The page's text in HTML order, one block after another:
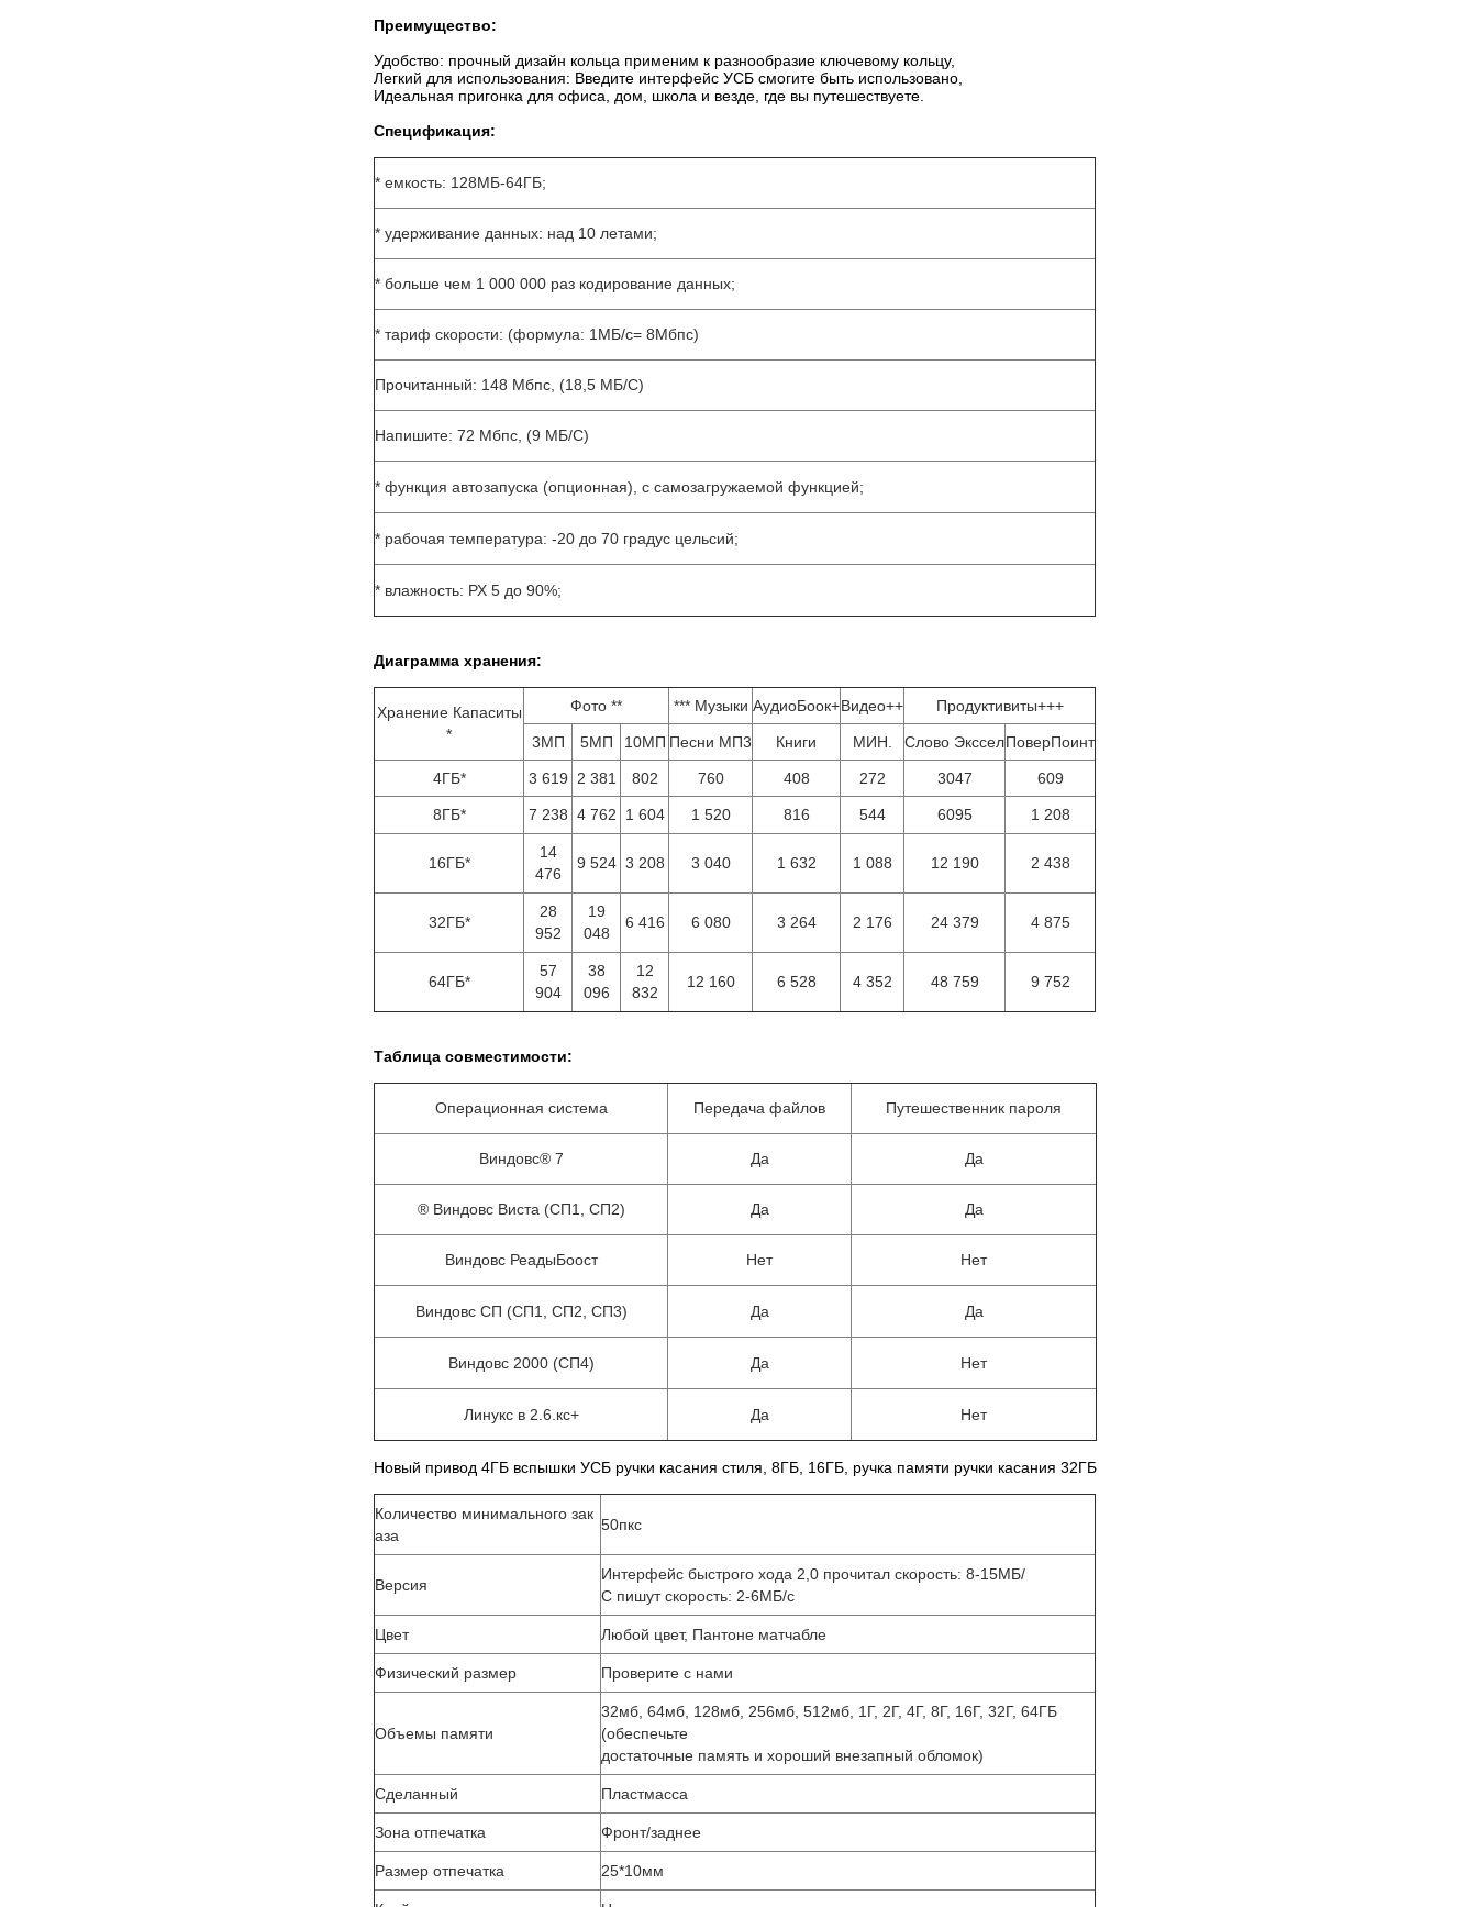
Преимущество:
Удобство: прочный дизайн кольца применим к разнообразие ключевому кольцу,
Легкий для использования: Введите интерфейс УСБ смогите быть использовано,
Идеальная пригонка для офиса, дом, школа и везде, где вы путешествуете.
Спецификация:
* емкость: 128МБ-64ГБ;
* удерживание данных: над 10 летами;
* больше чем 1 000 000 раз кодирование данных;
* тариф скорости: (формула: 1МБ/с= 8Мбпс)
Прочитанный: 148 Мбпс, (18,5 МБ/С)
Напишите: 72 Мбпс, (9 МБ/С)
* функция автозапуска (опционная), с самозагружаемой функцией;
* рабочая температура: -20 до 70 градус цельсий;
* влажность: РХ 5 до 90%;
Диаграмма хранения:
Хранение Капаситы
*
Фото ** *** Музыки АудиоБоок+Видео++ Продуктивиты+++
3МП 5МП 10МП Песни МП3 Книги МИН. Слово ЭксселПоверПоинт
4ГБ* 3 619 2 381 802 760 408 272 3047 609
8ГБ* 7 238 4 762 1 604 1 520 816 544 6095 1 208
16ГБ*
14
476
9 524 3 208 3 040 1 632 1 088 12 190 2 438
32ГБ*
28
952
19
048
6 416 6 080 3 264 2 176 24 379 4 875
64ГБ*
57
904
38
096
12
832
12 160 6 528 4 352 48 759 9 752
Таблица совместимости:
Операционная система Передача файлов Путешественник пароля
Виндовс® 7 Да Да
® Виндовс Виста (СП1, СП2) Да Да
Виндовс РеадыБоост Нет Нет
Виндовс СП (СП1, СП2, СП3) Да Да
Виндовс 2000 (СП4) Да Нет
Линукс в 2.6.кс+ Да Нет
Новый привод 4ГБ вспышки УСБ ручки касания стиля, 8ГБ, 16ГБ, ручка памяти ручки касания 32ГБ
Количество минимального зак
аза
50пкс
Версия
Интерфейс быстрого хода 2,0 прочитал скорость: 8-15МБ/
С пишут скорость: 2-6МБ/с
Цвет Любой цвет, Пантоне матчабле
Физический размер Проверите с нами
Объемы памяти
32мб, 64мб, 128мб, 256мб, 512мб, 1Г, 2Г, 4Г, 8Г, 16Г, 32Г, 64ГБ
(обеспечьте
достаточные память и хороший внезапный обломок)
Сделанный Пластмасса
Зона отпечатка Фронт/заднее
Размер отпечатка 25*10мм